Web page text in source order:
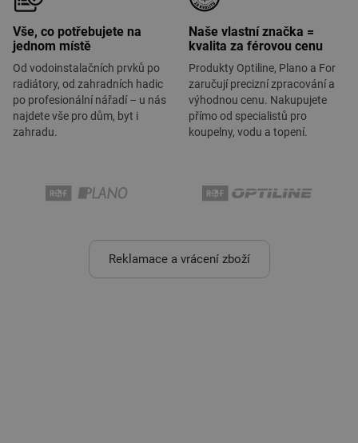
Vše, co potřebujete na
jednom místě
Od vodoinstalačních prvků po
radiátory, od zahradních hadic
po profesionální nářadí – u nás
najdete vše pro dům, byt i
zahradu.
Naše vlastní značka =
kvalita za férovou cenu
Produkty Optiline, Plano a For
zaručují precizní zpracování a
výhodnou cenu. Nakupujete
přímo od specialistů pro
koupelny, vodu a topení.
Reklamace a vrácení zboží